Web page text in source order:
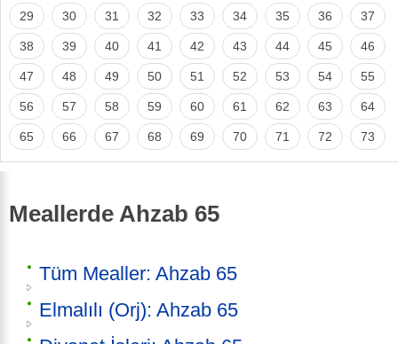
29 30 31 32 33 34 35 36 37
38 39 40 41 42 43 44 45 46
47 48 49 50 51 52 53 54 55
56 57 58 59 60 61 62 63 64
65 66 67 68 69 70 71 72 73
Meallerde Ahzab 65
Tüm Mealler: Ahzab 65
Elmalılı (Orj): Ahzab 65